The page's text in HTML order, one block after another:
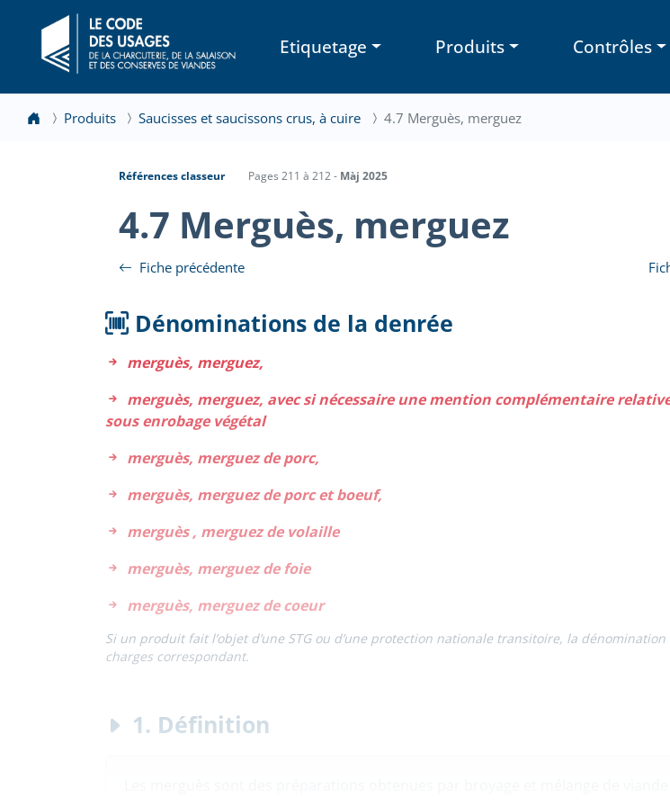
Etiquetage Produits Contrôles
Produits Saucisses et saucissons crus, à cuire 4.7 Merguès, merguez
Références classeur Pages 211 à 212 - Màj 2025
4.7 Merguès, merguez
Fiche précédente
Dénominations de la denrée
merguès, merguez,
merguès, merguez, avec si nécessaire une mention complémentaire
sous enrobage végétal
merguès, merguez de porc,
merguès, merguez de porc et boeuf,
merguès , merguez de volaille
merguès, merguez de foie
merguès, merguez de coeur
Si un produit fait l’objet d’une STG ou d’une protection nationale transitoire, la
charges correspondant.
1. Définition